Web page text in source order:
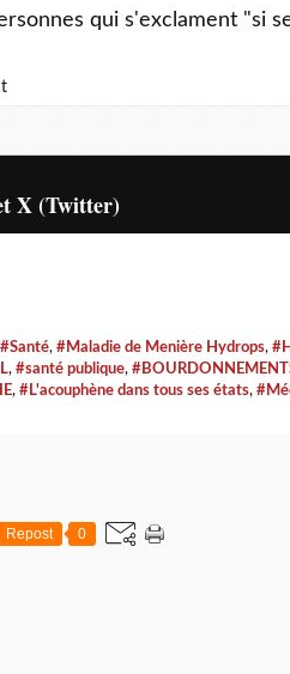
qui s'exclament "si
X (Twitter)
#Santé, #Maladie de Menière Hydrops,
, #santé publique,
, #L'acouphène dans tous ses états,
Repost 0